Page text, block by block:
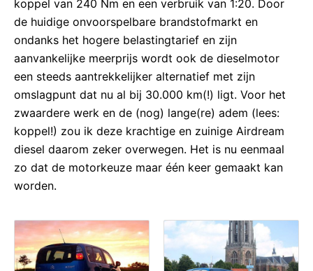
koppel van 240 Nm en een verbruik van 1:20. Door
de huidige onvoorspelbare brandstofmarkt en
ondanks het hogere belastingtarief en zijn
aanvankelijke meerprijs wordt ook de dieselmotor
een steeds aantrekkelijker alternatief met zijn
omslagpunt dat nu al bij 30.000 km(!) ligt. Voor het
zwaardere werk en de (nog) lange(re) adem (lees:
koppel!) zou ik deze krachtige en zuinige Airdream
diesel daarom zeker overwegen. Het is nu eenmaal
zo dat de motorkeuze maar één keer gemaakt kan
worden.